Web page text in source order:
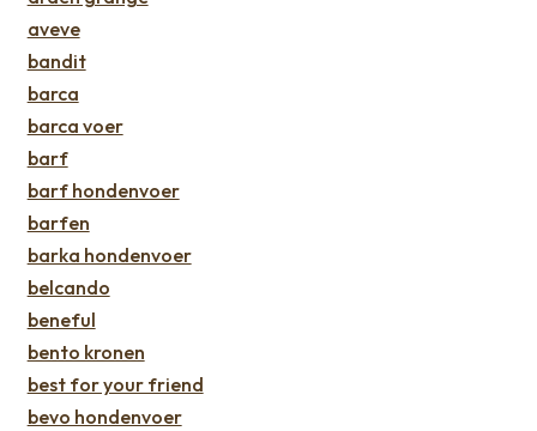
aveve
bandit
barca
barca voer
barf
barf hondenvoer
barfen
barka hondenvoer
belcando
beneful
bento kronen
best for your friend
bevo hondenvoer